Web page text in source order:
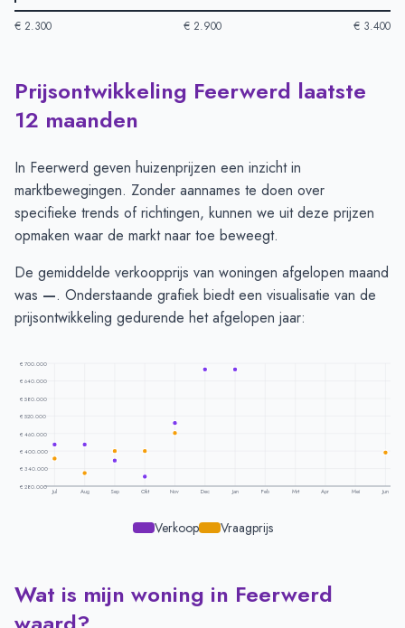
€ 2.300 € 2.900 € 3.400
Huizenprijzen in Feerwerd per m2-Afgelopen 3 maanden
Type
Vraagprijs in euro's
Verkoopprijs in euro's
Prijsontwikkeling Feerwerd laatste
12 maanden
In Feerwerd geven huizenprijzen een inzicht in
marktbewegingen. Zonder aannames te doen over
specifieke trends of richtingen, kunnen we uit deze prijzen
opmaken waar de markt naar toe beweegt.
De gemiddelde verkoopprijs van woningen afgelopen maand
was —. Onderstaande grafiek biedt een visualisatie van de
prijsontwikkeling gedurende het afgelopen jaar:
€ 700.000
€ 640.000
€ 580.000
€ 520.000
€ 460.000
€ 400.000
€ 340.000
€ 280.000
Jul Aug Sep Okt Nov Dec Jan Feb Mrt Apr Mei Jun
Verkoop Vraagprijs
Prijsontwikkeling per maand -Feerwerd
Vraagprijs
Verkoopprijs
Wat is mijn woning in Feerwerd